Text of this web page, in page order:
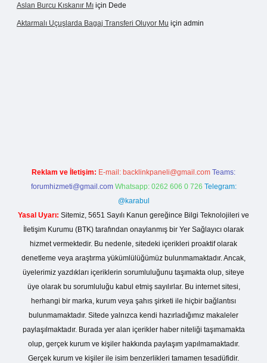
Aslan Burcu Kıskanır Mı için Dede
Aktarmalı Uçuşlarda Bagaj Transferi Oluyor Mu için admin
Reklam ve İletişim: E-mail: backlinkpaneli@gmail.com Teams:
forumhizmeti@gmail.com Whatsapp: 0262 606 0 726 Telegram:
@karabul
Yasal Uyarı: Sitemiz, 5651 Sayılı Kanun gereğince Bilgi Teknolojileri ve
İletişim Kurumu (BTK) tarafından onaylanmış bir Yer Sağlayıcı olarak
hizmet vermektedir. Bu nedenle, sitedeki içerikleri proaktif olarak
denetleme veya araştırma yükümlülüğümüz bulunmamaktadır. Ancak,
üyelerimiz yazdıkları içeriklerin sorumluluğunu taşımakta olup, siteye
üye olarak bu sorumluluğu kabul etmiş sayılırlar. Bu internet sitesi,
herhangi bir marka, kurum veya şahıs şirketi ile hiçbir bağlantısı
bulunmamaktadır. Sitede yalnızca kendi hazırladığımız makaleler
paylaşılmaktadır. Burada yer alan içerikler haber niteliği taşımamakta
olup, gerçek kurum ve kişiler hakkında paylaşım yapılmamaktadır.
Gerçek kurum ve kişiler ile isim benzerlikleri tamamen tesadüfidir.